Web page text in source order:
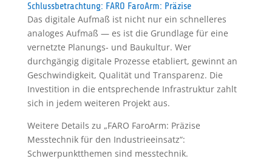
Schlussbetrachtung: FARO FaroArm: Präzise
Das digitale Aufmaß ist nicht nur ein schnelleres
analoges Aufmaß — es ist die Grundlage für eine
vernetzte Planungs- und Baukultur. Wer
durchgängig digitale Prozesse etabliert, gewinnt an
Geschwindigkeit, Qualität und Transparenz. Die
Investition in die entsprechende Infrastruktur zahlt
sich in jedem weiteren Projekt aus.
Weitere Details zu „FARO FaroArm: Präzise
Messtechnik für den Industrieeinsatz“:
Schwerpunktthemen sind messtechnik.